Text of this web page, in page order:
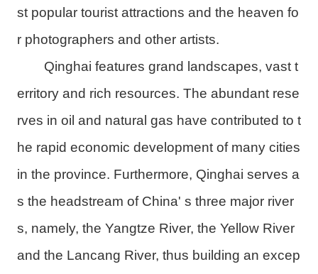
st popular tourist attractions and the heaven fo
r photographers and other artists.
Qinghai features grand landscapes, vast t
erritory and rich resources. The abundant rese
rves in oil and natural gas have contributed to t
he rapid economic development of many cities
in the province. Furthermore, Qinghai serves a
s the headstream of China' s three major river
s, namely, the Yangtze River, the Yellow River
and the Lancang River, thus building an excep